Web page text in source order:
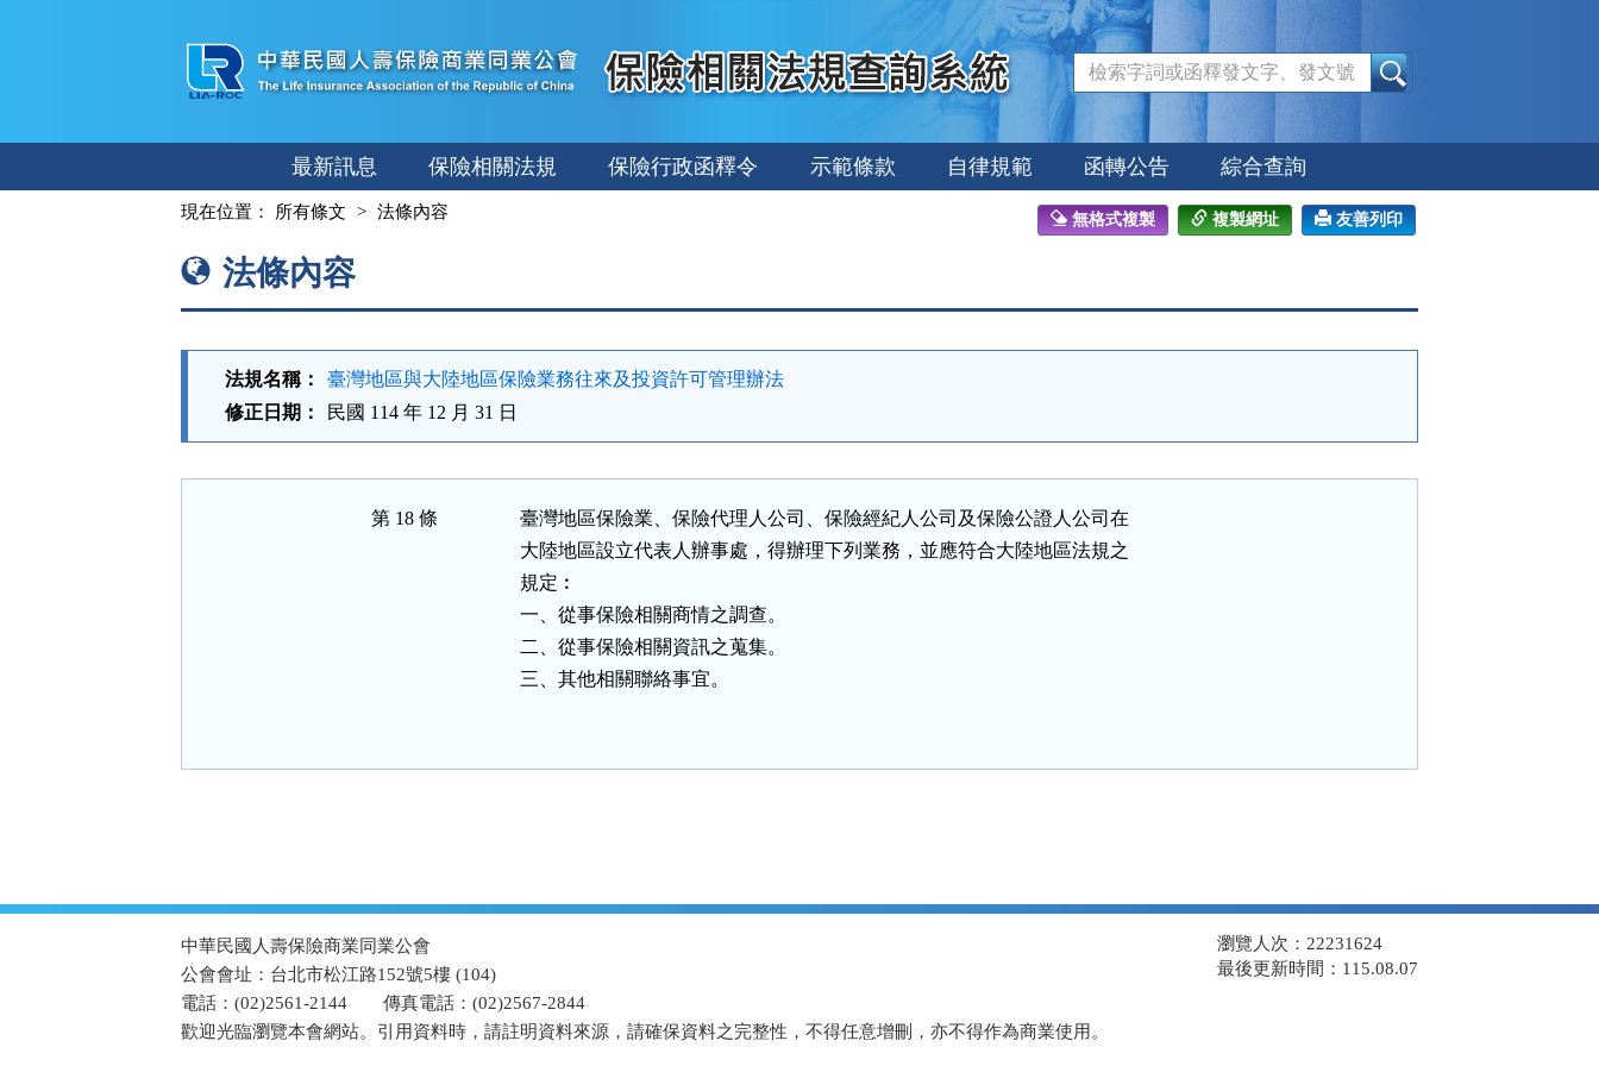
容
最新訊息 保險相關法規 保險行政函釋令 示範條款 自律規範 函轉公告 綜合查詢
現在位置： 所有條文 法條內容 無格式複製 複製網址 友善列印
法條內容
法規名稱：
臺灣地區與大陸地區保險業務往來及投資許可管理辦法
修正日期：
民國 114 年 12 月 31 日
第 18 條
臺灣地區保險業、保險代理人公司、保險經紀人公司及保險公證人公司在
大陸地區設立代表人辦事處，得辦理下列業務，並應符合大陸地區法規之
規定︰
一、從事保險相關商情之調查。
二、從事保險相關資訊之蒐集。
三、其他相關聯絡事宜。
中華民國人壽保險商業同業公會
公會會址：台北市松江路152號5樓 (104)
電話：(02)2561-2144
傳真電話：(02)2567-2844
歡迎光臨瀏覽本會網站。引用資料時，請註明資料來源，請確保資料之完整性，不得任意增刪，亦不得作為商業使用。
瀏覽人次：22231624
最後更新時間：115.08.07